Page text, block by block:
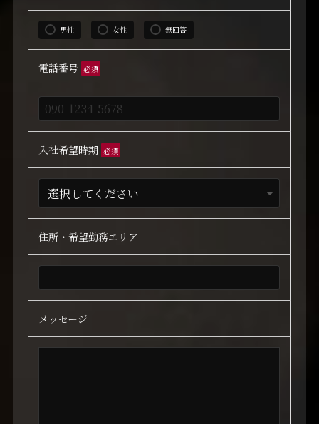
男性 女性 無回答
電話番号 必須
入社希望時期 必須
住所・希望勤務エリア
メッセージ